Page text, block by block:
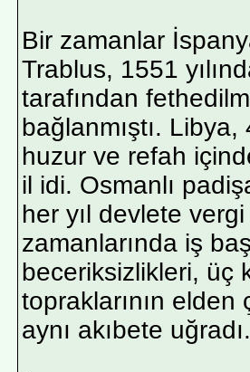
Bir zamanlar
Trablus, 1551
tarafından
bağlanmıştı.
huzur ve refah
il idi. Osmanlı
her yıl devlete
zamanlarında iş
beceriksizlikleri, üç
topraklarının
aynı akıbete uğradı.